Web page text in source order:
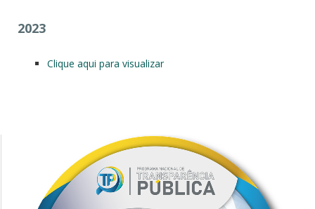
2023
Clique aqui para visualizar